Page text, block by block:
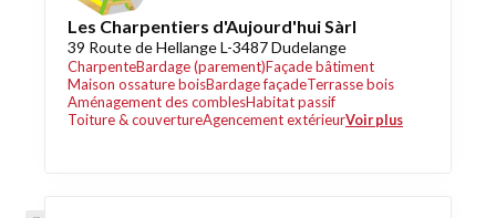
Les Charpentiers d'Aujourd'hui Sàrl
39 Route de Hellange L-3487 Dudelange
CharpenteBardage (parement)Façade bâtiment
Maison ossature boisBardage façadeTerrasse bois
Aménagement des comblesHabitat passif
Toiture & couvertureAgencement extérieurVoir plus